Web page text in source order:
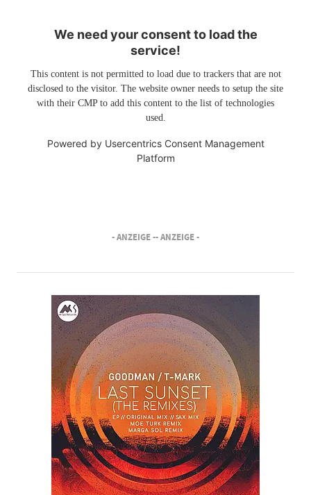
We need your consent to load the
service!
This content is not permitted to load due to trackers that are not
disclosed to the visitor. The website owner needs to setup the site
with their CMP to add this content to the list of technologies
used.
Powered by Usercentrics Consent Management
Platform
- ANZEIGE -- ANZEIGE -